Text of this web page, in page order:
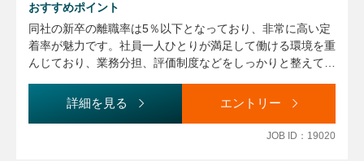
【業務に関する変更の範囲】
事業や所属部門の状況の変化等により、会社の指示する職務
内容へ変更することがあります
おすすめポイント
同社の新卒の離職率は5％以下となっており、非常に高い定
着率が魅力です。社員一人ひとりが満足して働ける環境を重
んじており、業務分担、評価制度などをしっかりと整えてい
企業の利益を確実に還元しています。
詳細を見る エントリー
JOB ID：19020